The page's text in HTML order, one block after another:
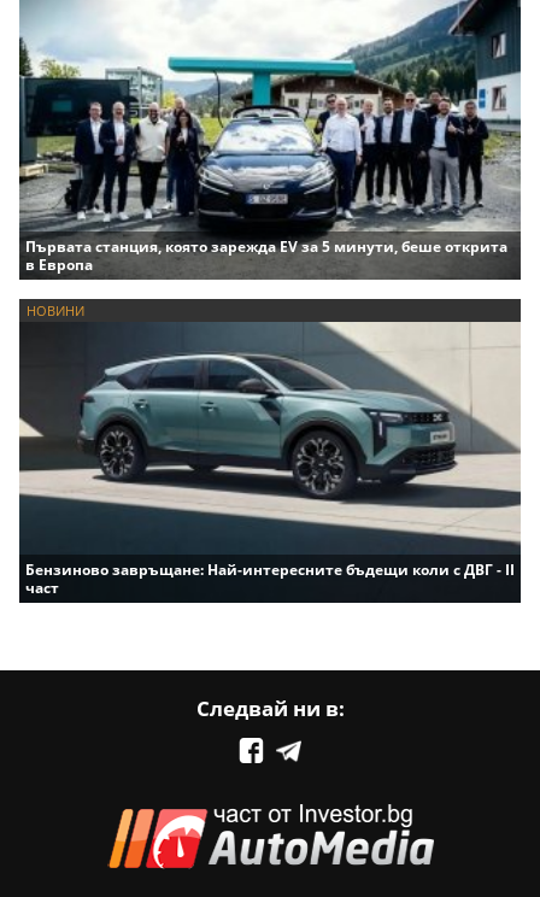
Първата станция, която зарежда EV за 5 минути, беше открита
в Европа
НОВИНИ
Бензиново завръщане: Най-интересните бъдещи коли с ДВГ - II
част
Следвай ни в: